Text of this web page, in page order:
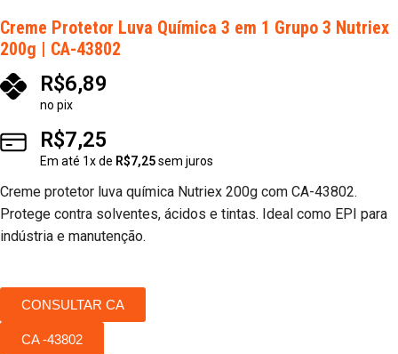
Creme Protetor Luva Química 3 em 1 Grupo 3 Nutriex
200g | CA-43802
R$6,89
no pix
R$7,25
Em até 1x de R$7,25sem juros
Creme protetor luva química Nutriex 200g com CA-43802.
Protege contra solventes, ácidos e tintas. Ideal como EPI para
indústria e manutenção.
CONSULTAR CA
CA -43802